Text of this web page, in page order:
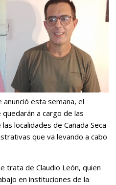
esta semana, el
a cargo de las
localidades de Cañada Seca
que va levando a cabo
trata de Claudio León, quien
en instituciones de la